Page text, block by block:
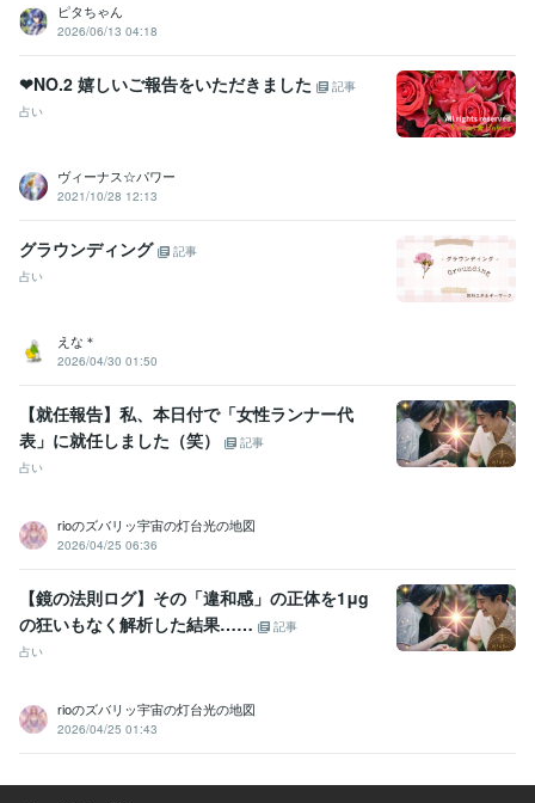
ピタちゃん
2026/06/13 04:18
❤NO.2 嬉しいご報告をいただきました
記事
占い
ヴィーナス☆パワー
2021/10/28 12:13
グラウンディング
記事
占い
えな＊
2026/04/30 01:50
【就任報告】私、本日付で「女性ランナー代
表」に就任しました（笑）
記事
占い
rioのズバリッ宇宙の灯台光の地図
2026/04/25 06:36
【鏡の法則ログ】その「違和感」の正体を1μg
の狂いもなく解析した結果……
記事
占い
rioのズバリッ宇宙の灯台光の地図
2026/04/25 01:43